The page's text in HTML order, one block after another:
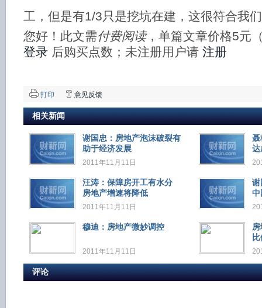
工，但是有1/3只是挖坑在建，这很符合我
您好！此文需付费阅读，单篇文章价格5元
登录 后购买点数；未注册用户请 注册
打印 意见反馈
相关新闻
谢国忠：房地产泡沫破裂有
助于经济发展
2011年11月11日
聂
达
汪涛：保障房开工有水分
房地产增速将降低
2011年11月11日
谢
中
穆迪：房地产微妙调控
2011年11月11日
评论